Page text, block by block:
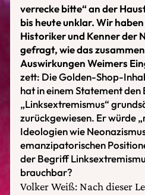
verrecke bitte“ an der
bis heute unklar. Wir
Historiker und Kenner der
gefragt, wie das
Auswirkungen Weimers
zett: Die Golden-Shop-
hat in einem Statement
„Linksextremismus“
zurückgewiesen. Er würde
Ideologien wie
emanzipatorischen
der Begriff
brauchbar?
Volker Weiß: Nach dieser